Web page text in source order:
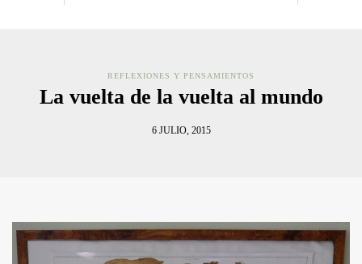
REFLEXIONES Y PENSAMIENTOS
La vuelta de la vuelta al mundo
6 JULIO, 2015